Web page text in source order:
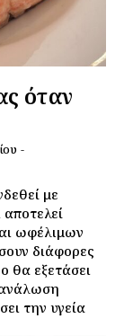
όταν
-
με
ωφέλιμων
διάφορες
θα εξετάσει
την υγεία